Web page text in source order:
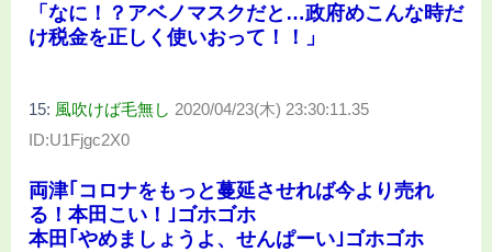
「なに！？アベノマスクだと…政府めこんな時だ
け税金を正しく使いおって！！」
15: 風吹けば毛無し 2020/04/23(木) 23:30:11.35
ID:U1Fjgc2X0
両津｢コロナをもっと蔓延させれば今より売れ
る！本田こい！｣ゴホゴホ
本田｢やめましょうよ、せんぱーい｣ゴホゴホ